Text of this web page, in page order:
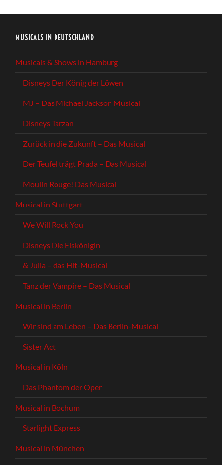
MUSICALS IN DEUTSCHLAND
Musicals & Shows in Hamburg
Disneys Der König der Löwen
MJ – Das Michael Jackson Musical
Disneys Tarzan
Zurück in die Zukunft – Das Musical
Der Teufel trägt Prada – Das Musical
Moulin Rouge! Das Musical
Musical in Stuttgart
We Will Rock You
Disneys Die Eiskönigin
& Julia – das Hit-Musical
Tanz der Vampire – Das Musical
Musical in Berlin
Wir sind am Leben – Das Berlin-Musical
Sister Act
Musical in Köln
Das Phantom der Oper
Musical in Bochum
Starlight Express
Musical in München